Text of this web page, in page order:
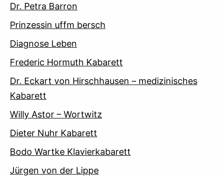
Dr. Petra Barron
Prinzessin uffm bersch
Diagnose Leben
Frederic Hormuth Kabarett
Dr. Eckart von Hirschhausen – medizinisches
Kabarett
Willy Astor – Wortwitz
Dieter Nuhr Kabarett
Bodo Wartke Klavierkabarett
Jürgen von der Lippe